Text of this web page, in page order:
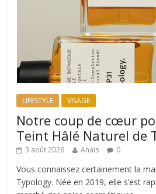
LIFESTYLE VISAGE
Notre coup de cœur
Teint Hâlé Naturel de
3 août 2026 Anaïs 0
Vous connaissez certainement la
Typology. Née en 2019, elle s’est